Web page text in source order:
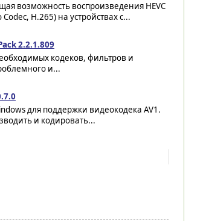
возможность воспроизведения HEVC
H.265) на устройствах с...
2.2.1.809
кодеков, фильтров и
и...
для поддержки видеокодека AV1.
и кодировать...